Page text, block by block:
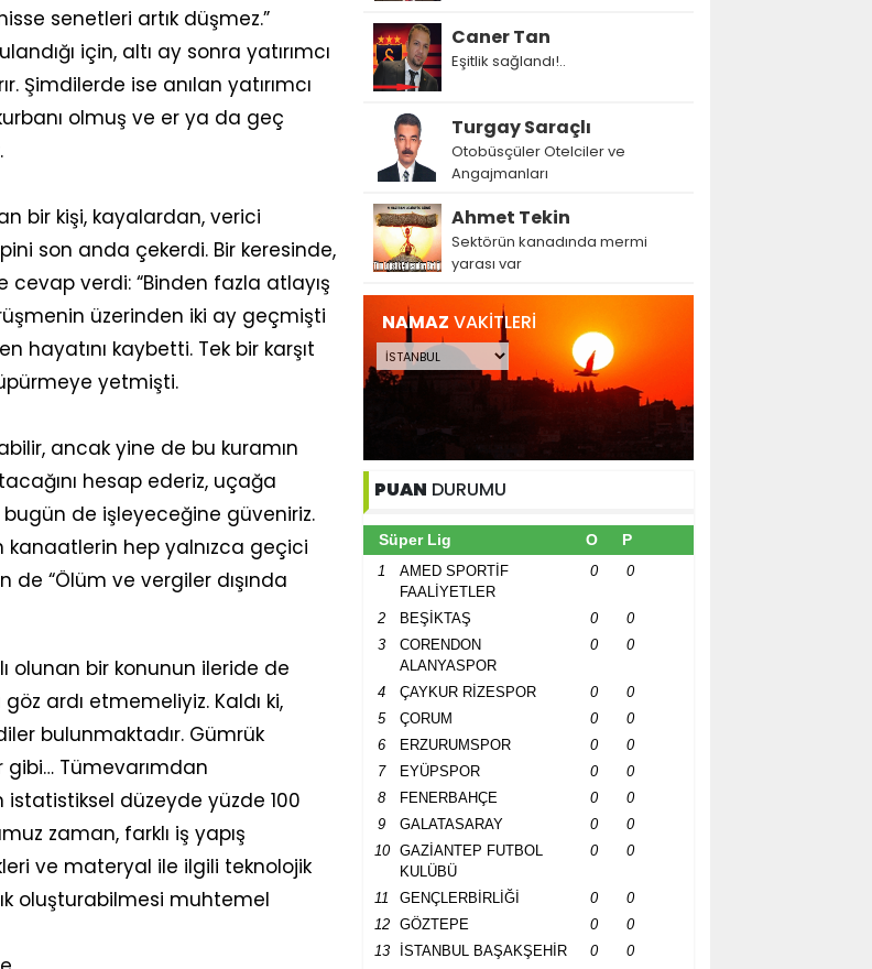
senetleri artık düşmez.”
için, altı ay sonra yatırımcı
Şimdilerde ise anılan yatırımcı
olmuş ve er ya da geç
bir kişi, kayalardan, verici
son anda çekerdi. Bir keresinde,
cevap verdi: “Binden fazla atlayış
üzerinden iki ay geçmişti
hayatını kaybetti. Tek bir karşıt
yetmişti.
ancak yine de bu kuramın
hesap ederiz, uçağa
de işleyeceğine güveniriz.
kanaatlerin hep yalnızca geçici
“Ölüm ve vergiler dışında
olunan bir konunun ileride de
ardı etmemeliyiz. Kaldı ki,
bulunmaktadır. Gümrük
Tümevarımdan
düzeyde yüzde 100
zaman, farklı iş yapış
ve materyal ile ilgili teknolojik
oluşturabilmesi muhtemel
Caner Tan
Eşitlik sağlandı!..
Turgay Saraçlı
Otobüsçüler Otelciler ve
Angajmanları
Ahmet Tekin
Sektörün kanadında mermi
yarası var
NAMAZ VAKİTLERİ
PUAN DURUMU
Süper Lig O P
1
AMED SPORTİF
FAALİYETLER
0 0
2 BEŞİKTAŞ 0
0
3
CORENDON
ALANYASPOR
0 0
4 ÇAYKUR RİZESPOR 0
0
5
ÇORUM 0
0
6
ERZURUMSPOR 0
0
7
EYÜPSPOR 0
0
8
FENERBAHÇE 0
0
9
GALATASARAY 0
0
10
GAZİANTEP FUTBOL
KULÜBÜ
0 0
11 GENÇLERBİRLİĞİ 0
0
12
GÖZTEPE 0
0
13
İSTANBUL BAŞAKŞEHİR 0 0